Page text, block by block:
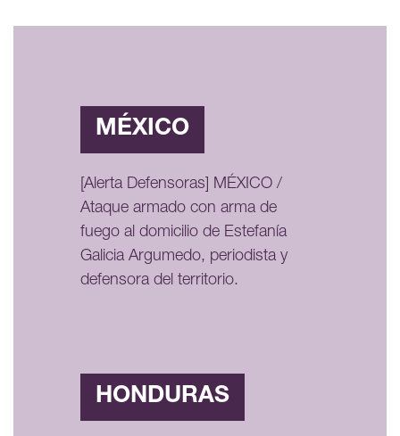
MÉXICO
[Alerta Defensoras] MÉXICO /
Ataque armado con arma de
fuego al domicilio de Estefanía
Galicia Argumedo, periodista y
defensora del territorio.
HONDURAS